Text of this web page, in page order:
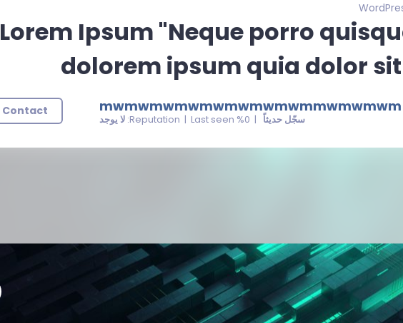
Lorem Ipsum "Neque porro
dolorem ipsum quia dolor
mwmwmwmwmwmwmwmwmmwmwmwm
سجّل حديثاً | 0% Reputation | Last seen: لا يوجد
Contact